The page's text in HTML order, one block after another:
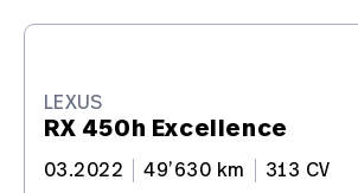
LEXUS
RX 450h Excellence
03.2022 49’630 km 313 CV